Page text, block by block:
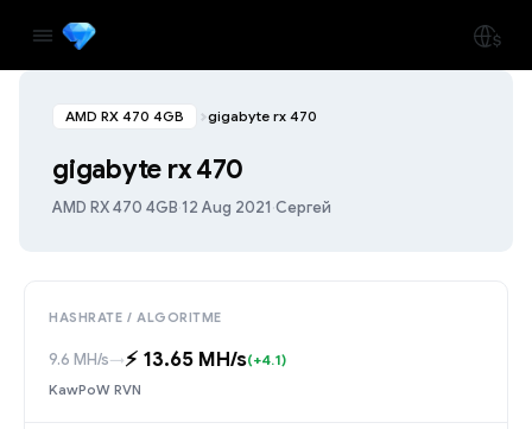
AMD RX 470 4GB gigabyte rx 470
gigabyte rx 470
AMD RX 470 4GB·12 Aug 2021·Сергей
HASHRATE / ALGORITME
9.6 MH/s→⚡️ 13.65 MH/s(+4.1)
KawPoW RVN